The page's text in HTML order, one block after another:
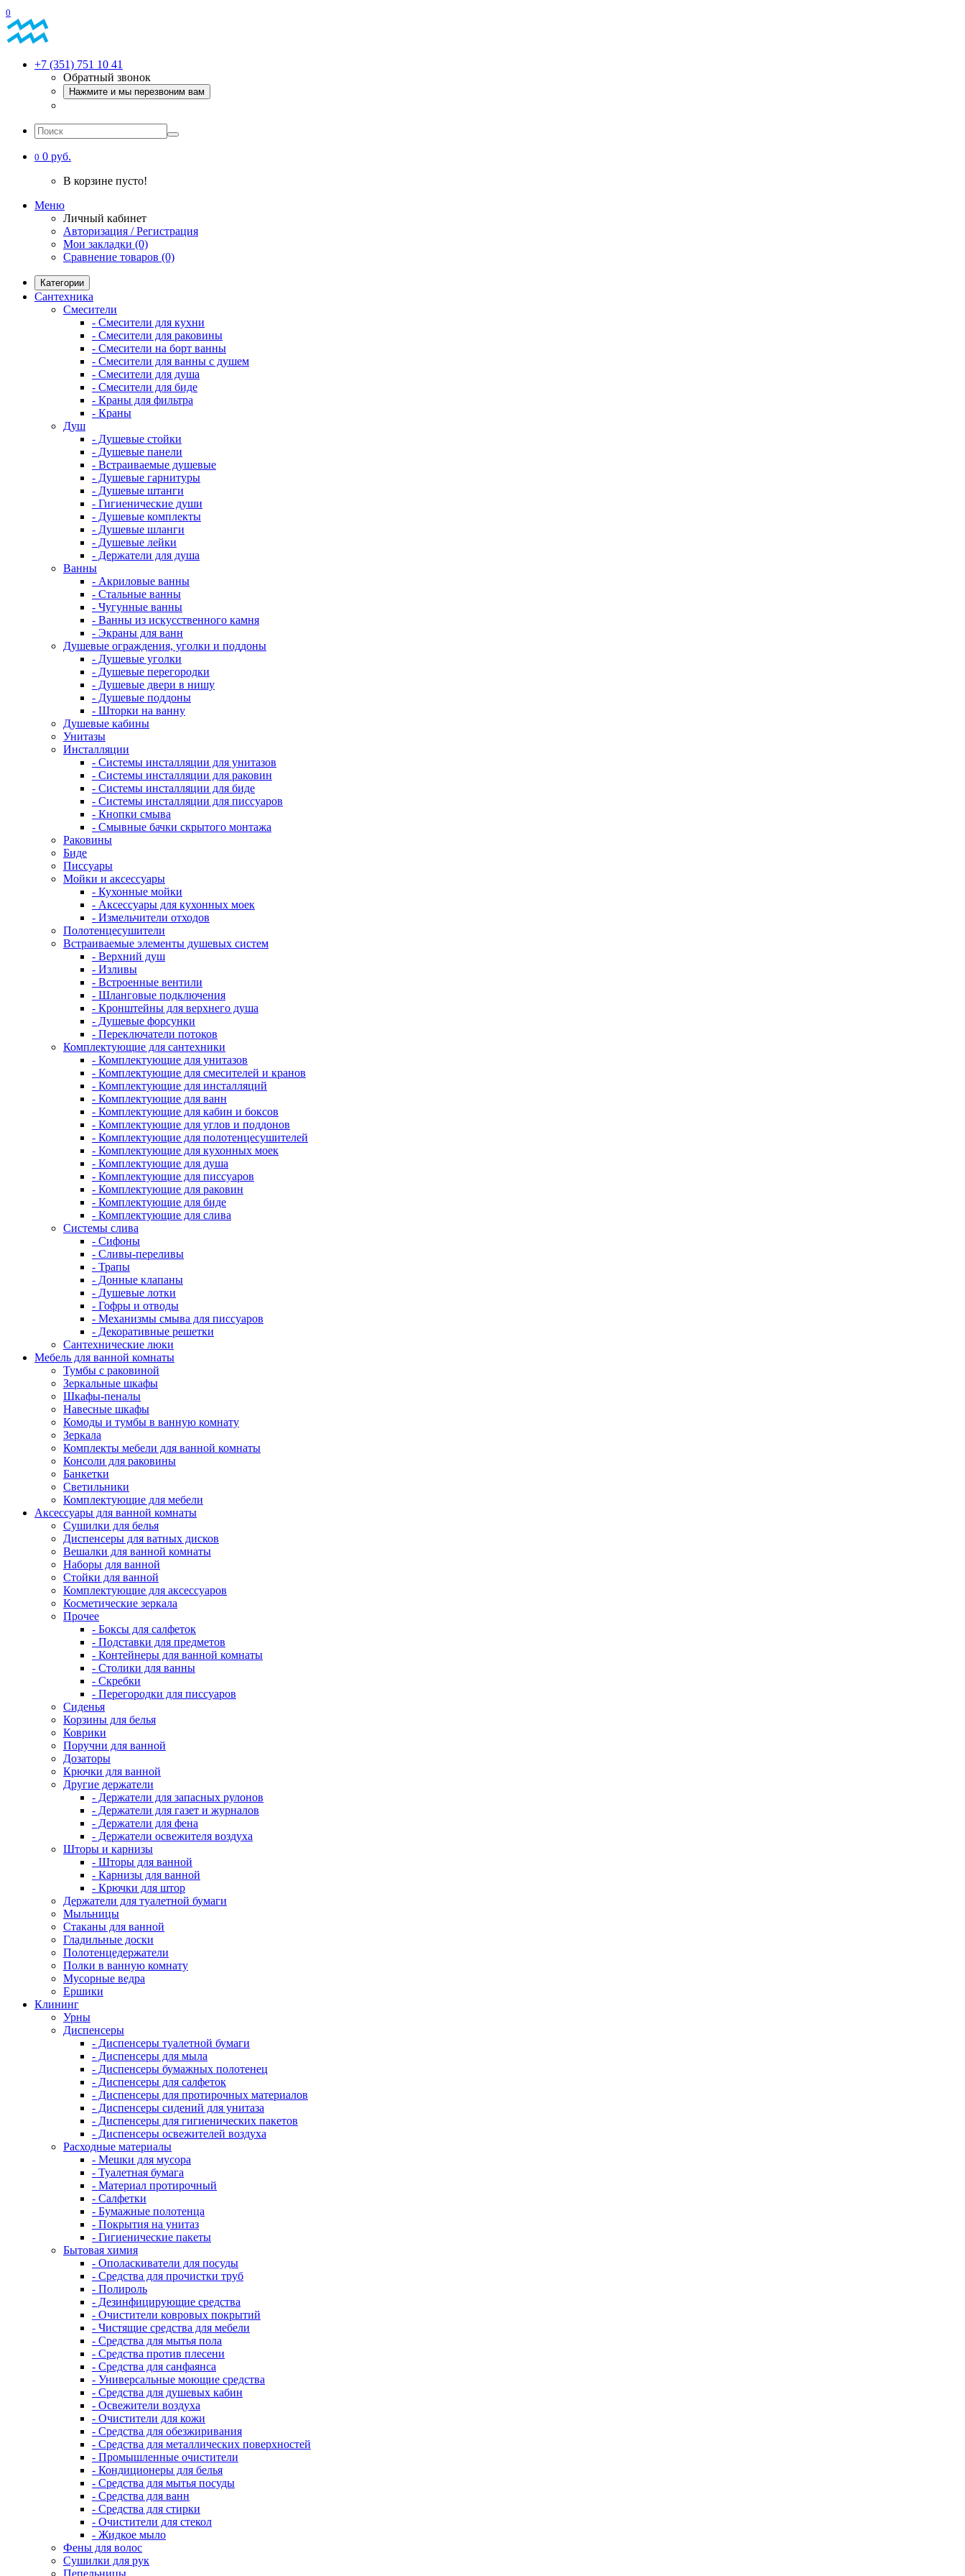
0
+7 (351) 751 10 41
Обратный звонок
Нажмите и мы перезвоним вам
0 0 руб.
В корзине пусто!
Меню
Личный кабинет
Авторизация / Регистрация
Мои закладки (0)
Сравнение товаров (0)
Категории
Сантехника
Смесители
- Смесители для кухни
- Смесители для раковины
- Смесители на борт ванны
- Смесители для ванны с душем
- Смесители для душа
- Смесители для биде
- Краны для фильтра
- Краны
Душ
- Душевые стойки
- Душевые панели
- Встраиваемые душевые
- Душевые гарнитуры
- Душевые штанги
- Гигиенические души
- Душевые комплекты
- Душевые шланги
- Душевые лейки
- Держатели для душа
Ванны
- Акриловые ванны
- Стальные ванны
- Чугунные ванны
- Ванны из искусственного камня
- Экраны для ванн
Душевые ограждения, уголки и поддоны
- Душевые уголки
- Душевые перегородки
- Душевые двери в нишу
- Душевые поддоны
- Шторки на ванну
Душевые кабины
Унитазы
Инсталляции
- Системы инсталляции для унитазов
- Системы инсталляции для раковин
- Системы инсталляции для биде
- Системы инсталляции для писсуаров
- Кнопки смыва
- Смывные бачки скрытого монтажа
Раковины
Биде
Писсуары
Мойки и аксессуары
- Кухонные мойки
- Аксессуары для кухонных моек
- Измельчители отходов
Полотенцесушители
Встраиваемые элементы душевых систем
- Верхний душ
- Изливы
- Встроенные вентили
- Шланговые подключения
- Кронштейны для верхнего душа
- Душевые форсунки
- Переключатели потоков
Комплектующие для сантехники
- Комплектующие для унитазов
- Комплектующие для смесителей и кранов
- Комплектующие для инсталляций
- Комплектующие для ванн
- Комплектующие для кабин и боксов
- Комплектующие для углов и поддонов
- Комплектующие для полотенцесушителей
- Комплектующие для кухонных моек
- Комплектующие для душа
- Комплектующие для писсуаров
- Комплектующие для раковин
- Комплектующие для биде
- Комплектующие для слива
Системы слива
- Сифоны
- Сливы-переливы
- Трапы
- Донные клапаны
- Душевые лотки
- Гофры и отводы
- Механизмы смыва для писсуаров
- Декоративные решетки
Сантехнические люки
Мебель для ванной комнаты
Тумбы с раковиной
Зеркальные шкафы
Шкафы-пеналы
Навесные шкафы
Комоды и тумбы в ванную комнату
Зеркала
Комплекты мебели для ванной комнаты
Консоли для раковины
Банкетки
Светильники
Комплектующие для мебели
Аксессуары для ванной комнаты
Сушилки для белья
Диспенсеры для ватных дисков
Вешалки для ванной комнаты
Наборы для ванной
Стойки для ванной
Комплектующие для аксессуаров
Косметические зеркала
Прочее
- Боксы для салфеток
- Подставки для предметов
- Контейнеры для ванной комнаты
- Столики для ванны
- Скребки
- Перегородки для писсуаров
Сиденья
Корзины для белья
Коврики
Поручни для ванной
Дозаторы
Крючки для ванной
Другие держатели
- Держатели для запасных рулонов
- Держатели для газет и журналов
- Держатели для фена
- Держатели освежителя воздуха
Шторы и карнизы
- Шторы для ванной
- Карнизы для ванной
- Крючки для штор
Держатели для туалетной бумаги
Мыльницы
Стаканы для ванной
Гладильные доски
Полотенцедержатели
Полки в ванную комнату
Мусорные ведра
Ершики
Клининг
Урны
Диспенсеры
- Диспенсеры туалетной бумаги
- Диспенсеры для мыла
- Диспенсеры бумажных полотенец
- Диспенсеры для салфеток
- Диспенсеры для протирочных материалов
- Диспенсеры сидений для унитаза
- Диспенсеры для гигиенических пакетов
- Диспенсеры освежителей воздуха
Расходные материалы
- Мешки для мусора
- Туалетная бумага
- Материал протирочный
- Салфетки
- Бумажные полотенца
- Покрытия на унитаз
- Гигиенические пакеты
Бытовая химия
- Ополаскиватели для посуды
- Средства для прочистки труб
- Полироль
- Дезинфицирующие средства
- Очистители ковровых покрытий
- Чистящие средства для мебели
- Средства для мытья пола
- Средства против плесени
- Средства для санфаянса
- Универсальные моющие средства
- Средства для душевых кабин
- Освежители воздуха
- Очистители для кожи
- Средства для обезжиривания
- Средства для металлических поверхностей
- Промышленные очистители
- Кондиционеры для белья
- Средства для мытья посуды
- Средства для ванн
- Средства для стирки
- Очистители для стекол
- Жидкое мыло
Фены для волос
Сушилки для рук
Пепельницы